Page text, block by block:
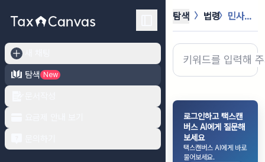
탐색
New
탐색 법령 민사소송법
로그인하고 택스캔
버스 AI에게 질문해
보세요
택스캔버스 AI에게 바로
물어보세요.